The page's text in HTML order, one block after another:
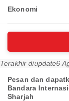
Ekonomi
Terakhir diupdate6
Pesan dan
Bandara
Sharjah